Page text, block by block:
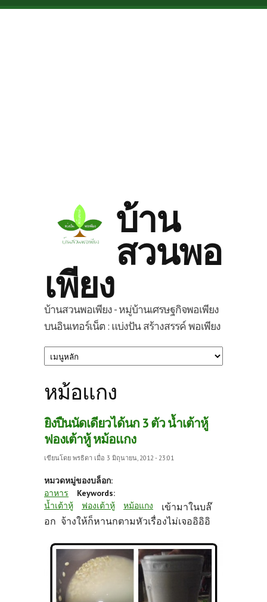
Skip to main content
บ้าน
สวนพอ
เพียง
บ้านสวนพอเพียง - หมู่บ้านเศรษฐกิจพอเพียง
บนอินเทอร์เน็ต : แบ่งปัน สร้างสรรค์ พอเพียง
หม้อแกง
ยิงปืนนัดเดียวได้นก 3 ตัว น้ำเต้าหู้
ฟองเต้าหู้ หม้อแกง
เขียนโดย พรธิดา เมื่อ 3 มิถุนายน, 2012 - 23:01
หมวดหมู่ของบล็อก:
อาหาร
Keywords:
น้ำเต้าหู้
ฟองเต้าหู้ หม้อแกง
เข้ามาในบล๊
อก จ้างให้ก็หานกตามหัวเรื่องไม่เจออิอิอิ